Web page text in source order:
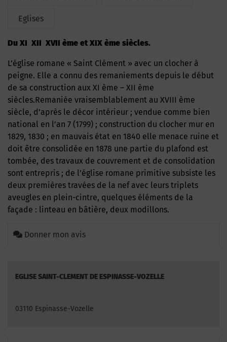
Eglises
Du XI XII XVII ème et XIX ème siècles.
L’église romane « Saint Clément » avec un clocher à
peigne. Elle a connu des remaniements depuis le début
de sa construction aux XI ème – XII ème
siècles.Remaniée vraisemblablement au XVIII ème
siècle, d’après le décor intérieur ; vendue comme bien
national en l’an 7 (1799) ; construction du clocher mur en
1829, 1830 ; en mauvais état en 1840 elle menace ruine et
doit être consolidée en 1878 une partie du plafond est
tombée, des travaux de couvrement et de consolidation
sont entrepris ; de l’église romane primitive subsiste les
deux premières travées de la nef avec leurs triplets
aveugles en plein-cintre, quelques éléments de la
façade : linteau en bâtière, deux modillons.
Donner mon avis
EGLISE SAINT-CLEMENT DE ESPINASSE-VOZELLE
03110 Espinasse-Vozelle